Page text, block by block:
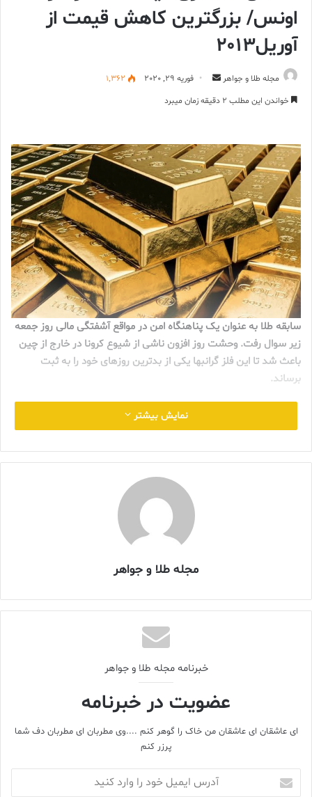
اونس/ بزرگترین کاهش قیمت از
آوریل۲۰۱۳
مجله طلا و جواهر
ارسال فوریه 29, 2020
1,362
خواندن این مطلب 2 دقیقه زمان میبرد
سابقه طلا به عنوان یک پناهنگاه امن در مواقع آشفتگی مالی روز جمعه
زیر سوال رفت. وحشت روز افزون ناشی از شیوع کرونا در خارج از چین
باعث شد تا این فلز گرانبها یکی از بدترین روزهای خود را به ثبت
برساند.
به گزارش گروه نشریات طلا و جواهر ایران به نقل از اقتصاد آنلاین ،
رسید که در مقایسه با معاملات روز پنجشنبه با افت 4.8 درصدی روبرو
بود. تا ساعت تعطیلی این قیمت به 1580 دلار در هر اونس رسید.
اونس طلا
ی آماده تحویل در ماه آوریل با
این تغییر قیمت مواجه شد. این در حالی است که روز دوشنبه طلا با
گرفت. این حرکت انتحاری طلا به شدت سهام
تحت تاثیر قرار داد و ارزش سهام شرکت‌های طلا به شدت افزایش
یافت. نیومونت در معاملات بعد از ظهر خود با افزایش بیش از 5
درصدی ارزش سهام در معاملات 15 میلیون سهم روبرو شد.
شرکت بزرگ طلای معدنی باریک
کمتر از 4.6 درصد کاهش یافت که این میزان در حجم عظیم معاملات
(تقریبا سه برابر حجم معمول) رقم بسیار بزرگی را در برمی‌گیرد.
کاهش 10 درصدی روبرو شد، در حالی که واحدهای معاملات نیوسرت
روز گذشته نخستین روز از تاریخ 15 آوریل 2013 بود که
نمایش بیشتر
مجله طلا و جواهر
خبرنامه مجله طلا و جواهر
عضویت در خبرنامه
ای عاشقان ای عاشقان من خاک را گوهر کنم ....وی مطربان ای مطربان دف شما
پرزر کنم
ایمیل